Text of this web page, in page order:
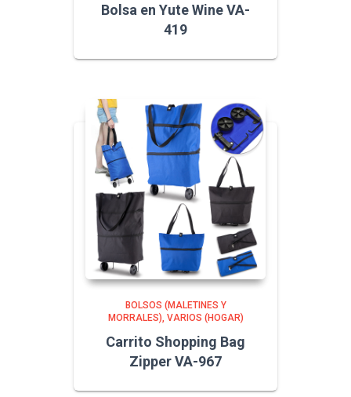
Bolsa en Yute Wine VA-
419
BOLSOS (MALETINES Y
MORRALES) VARIOS (HOGAR)
Carrito Shopping Bag
Zipper VA-967